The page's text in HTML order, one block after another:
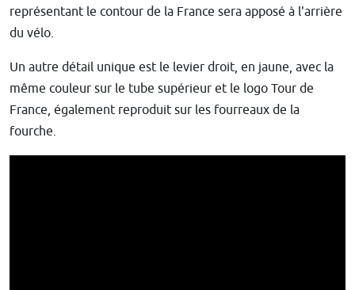
représentant le contour de la France sera apposé à l'arrière
du vélo.
Un autre détail unique est le levier droit, en jaune, avec la
même couleur sur le tube supérieur et le logo Tour de
France, également reproduit sur les fourreaux de la
fourche.